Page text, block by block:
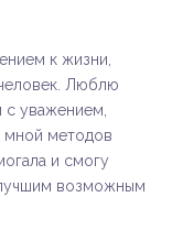
к жизни,
Люблю
с уважением,
мной методов
и смогу
возможным